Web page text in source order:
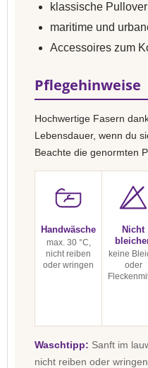
klassische
maritime und
Accessoires zum
Pflegehinweise
Hochwertige Fasern
Lebensdauer, wenn du
Beachte die genormten
Handwäsche
max. 30 °C,
nicht reiben
oder wringen
Nicht
keine
oder
Waschtipp: Sanft im
nicht reiben oder